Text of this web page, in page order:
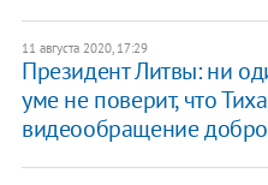
11 августа 2020, 17:29
Президент Литвы: ни
уме не поверит, что
видеообращение